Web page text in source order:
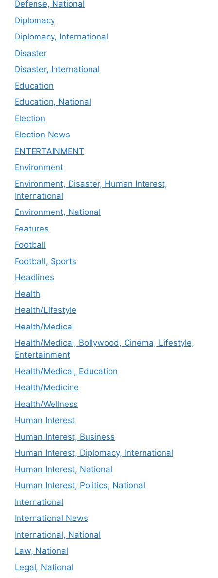
Defense, National
Diplomacy
Diplomacy, International
Disaster
Disaster, International
Education
Education, National
Election
Election News
ENTERTAINMENT
Environment
Environment, Disaster, Human Interest,
International
Environment, National
Features
Football
Football, Sports
Headlines
Health
Health/Lifestyle
Health/Medical
Health/Medical, Bollywood, Cinema, Lifestyle,
Entertainment
Health/Medical, Education
Health/Medicine
Health/Wellness
Human Interest
Human Interest, Business
Human Interest, Diplomacy, International
Human Interest, National
Human Interest, Politics, National
International
International News
International, National
Law, National
Legal, National